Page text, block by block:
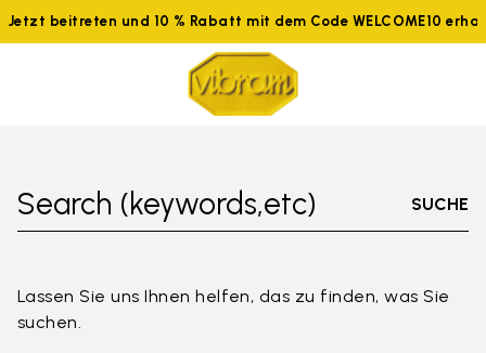
Jetzt beitreten und 10 % Rabatt mit dem Code WELCOME10
Search (keywords,etc) SUCHE
Lassen Sie uns Ihnen helfen, das zu finden, was Sie
suchen.